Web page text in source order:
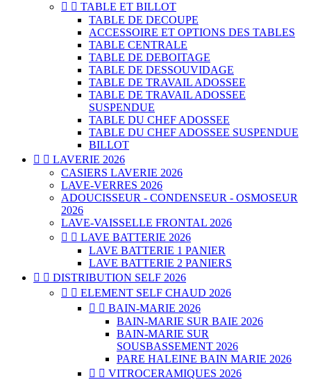
  TABLE ET BILLOT
TABLE DE DECOUPE
ACCESSOIRE ET OPTIONS DES TABLES
TABLE CENTRALE
TABLE DE DEBOITAGE
TABLE DE DESSOUVIDAGE
TABLE DE TRAVAIL ADOSSEE
TABLE DE TRAVAIL ADOSSEE
SUSPENDUE
TABLE DU CHEF ADOSSEE
TABLE DU CHEF ADOSSEE SUSPENDUE
BILLOT
  LAVERIE 2026
CASIERS LAVERIE 2026
LAVE-VERRES 2026
ADOUCISSEUR - CONDENSEUR - OSMOSEUR
2026
LAVE-VAISSELLE FRONTAL 2026
  LAVE BATTERIE 2026
LAVE BATTERIE 1 PANIER
LAVE BATTERIE 2 PANIERS
  DISTRIBUTION SELF 2026
  ELEMENT SELF CHAUD 2026
  BAIN-MARIE 2026
BAIN-MARIE SUR BAIE 2026
BAIN-MARIE SUR
SOUSBASSEMENT 2026
PARE HALEINE BAIN MARIE 2026
  VITROCERAMIQUES 2026